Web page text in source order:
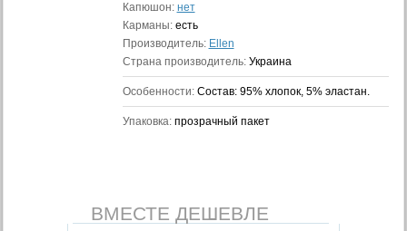
Капюшон: нет
Карманы: есть
Производитель: Ellen
Страна производитель: Украина
Особенности: Состав: 95% хлопок, 5% эластан.
Упаковка: прозрачный пакет
ВМЕСТЕ ДЕШЕВЛЕ